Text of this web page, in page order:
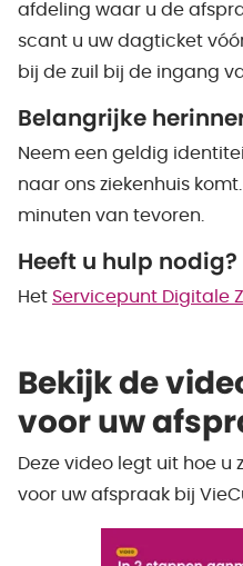
afdeling waar u de
scant u uw dagticket
bij de zuil bij de ingang
Belangrijke
Neem een geldig
naar ons ziekenhuis
minuten van tevoren.
Heeft u hulp nodig?
Het Servicepunt Digitale
Bekijk de
voor uw
Deze video legt uit hoe
voor uw afspraak bij